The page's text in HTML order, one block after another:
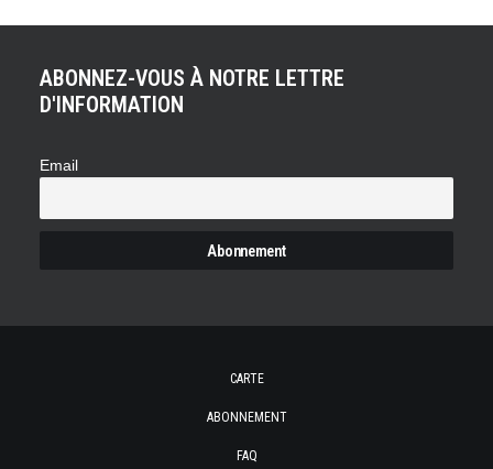
ABONNEZ-VOUS À NOTRE LETTRE
D'INFORMATION
Email
CARTE
ABONNEMENT
FAQ